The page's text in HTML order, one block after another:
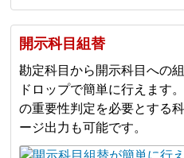
開示科目組替
勘定科目から開示科目への
ドロップで簡単に行えます
の重要性判定を必要とする
ージ出力も可能です。